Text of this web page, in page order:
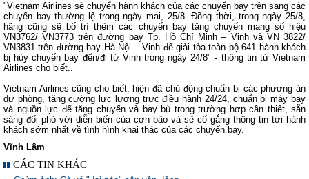
"Vietnam Airlines sẽ chuyển hành khách của các chuyến bay trên sang các
chuyến bay thường lệ trong ngày mai, 25/8. Đồng thời, trong ngày 25/8,
hãng cũng sẽ bố trí thêm các chuyến bay tăng chuyến mang số hiệu
VN3762/ VN3773 trên đường bay Tp. Hồ Chí Minh – Vinh và VN 3822/
VN3831 trên đường bay Hà Nội – Vinh để giải tỏa toàn bộ 641 hành khách
bị hủy chuyến bay đến/đi từ Vinh trong ngày 24/8" - thông tin từ Vietnam
Airlines cho biết..
Vietnam Airlines cũng cho biết, hiện đã chủ động chuẩn bị các phương án
dự phòng, tăng cường lực lượng trực điều hành 24/24, chuẩn bị máy bay
và nguồn lực để tăng chuyến và bay bù trong trường hợp cần thiết, sẵn
sàng đối phó với diễn biến của cơn bão và sẽ cố gắng thông tin tới hành
khách sớm nhất về tình hình khai thác của các chuyến bay.
Vĩnh Lâm
CÁC TIN KHÁC